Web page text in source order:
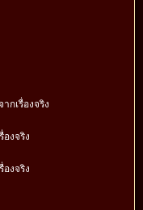
กเรื่องจริง
องจริง
องจริง